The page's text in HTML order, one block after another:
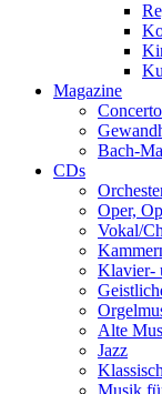
Magazine
Concerto
Bach-
CDs
Oper,
Vokal/
Klavier-
Alte
Jazz
Musik